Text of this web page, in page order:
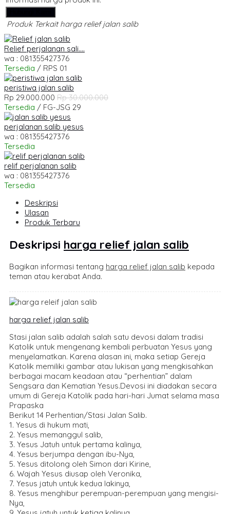
Produk Terkait harga relief jalan salib
Relief perjalanan sali....
wa : 081355427376
Tersedia / RPS 01
peristiwa jalan salib
Rp 29.000.000 Rp 30.000.000
Tersedia / FG-JSG 29
perjalanan salib yesus
wa : 081355427376
Tersedia
relif perjalanan salib
wa : 081355427376
Tersedia
Deskripsi
Ulasan
Produk Terbaru
Deskripsi harga relief jalan salib
Bagikan informasi tentang harga relief jalan salib kepada
teman atau kerabat Anda.
harga relief jalan salib
Stasi jalan salib adalah salah satu devosi dalam tradisi
Katolik untuk mengenang kembali perbuatan Yesus yang
menyelamatkan. Karena alasan ini, maka setiap Gereja
Katolik memiliki gambar atau lukisan yang mengkisahkan
berbagai macam keadaan atau “perhentian” dalam
Sengsara dan Kematian Yesus.Devosi ini diadakan secara
umum di Gereja Katolik pada hari-hari Jumat selama masa
Prapaska
Berikut 14 Perhentian/Stasi Jalan Salib.
1. Yesus di hukum mati,
2. Yesus memanggul salib,
3. Yesus Jatuh untuk pertama kalinya,
4. Yesus berjumpa dengan ibu-Nya,
5. Yesus ditolong oleh Simon dari Kirine,
6. Wajah Yesus diusap oleh Veronika,
7. Yesus jatuh untuk kedua lakinya,
8. Yesus menghibur perempuan-perempuan yang mengisi-
Nya,